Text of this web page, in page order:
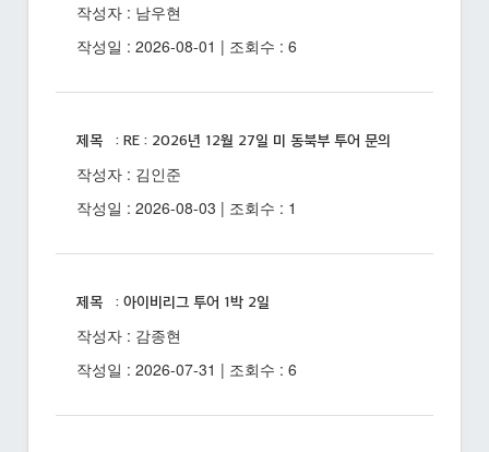
작성자 : 남우현
작성일 : 2026-08-01 | 조회수 : 6
제목 : RE : 2026년 12월 27일 미 동북부 투어 문의
작성자 : 김인준
작성일 : 2026-08-03 | 조회수 : 1
제목 : 아이비리그 투어 1박 2일
작성자 : 감종현
작성일 : 2026-07-31 | 조회수 : 6